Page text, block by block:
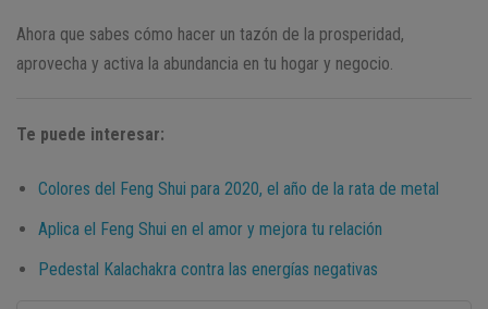
Ahora que sabes cómo hacer un tazón de la prosperidad,
aprovecha y activa la abundancia en tu hogar y negocio.
Te puede interesar:
Colores del Feng Shui para 2020, el año de la rata de metal
Aplica el Feng Shui en el amor y mejora tu relación
Pedestal Kalachakra contra las energías negativas